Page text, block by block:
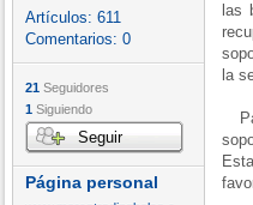
Artículos: 611
Comentarios: 0
21 Seguidores
1 Siguiendo
Seguir
Página personal
las
la